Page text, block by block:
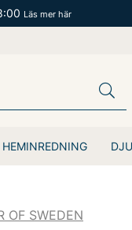
Läs mer här
HEMINREDNING
OF SWEDEN